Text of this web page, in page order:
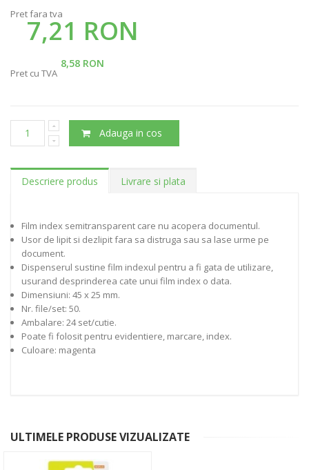
Pret fara tva
7,21 RON
8,58 RON
Pret cu TVA
Adauga in cos
Descriere produs Livrare si plata
Film index semitransparent care nu acopera documentul.
Usor de lipit si dezlipit fara sa distruga sau sa lase urme pe
document.
Dispenserul sustine film indexul pentru a fi gata de utilizare,
usurand desprinderea cate unui film index o data.
Dimensiuni: 45 x 25 mm.
Nr. file/set: 50.
Ambalare: 24 set/cutie.
Poate fi folosit pentru evidentiere, marcare, index.
Culoare: magenta
ULTIMELE PRODUSE VIZUALIZATE